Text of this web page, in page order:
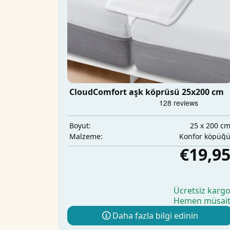
CloudComfort aşk köprüsü 25x200 cm
Boyut:
25 x 200 cm
Malzeme:
Konfor köpüğü
€19,95
Ücretsiz kargo
Hemen müsait
Daha fazla bilgi edinin